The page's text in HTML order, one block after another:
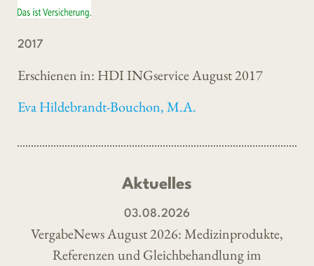
2017
Erschienen in: HDI INGservice August 2017
Eva Hildebrandt-Bouchon, M.A.
Aktuelles
03.08.2026
VergabeNews August 2026: Medizinprodukte,
Referenzen und Gleichbehandlung im